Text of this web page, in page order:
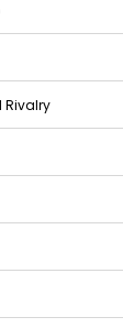
Rivalry